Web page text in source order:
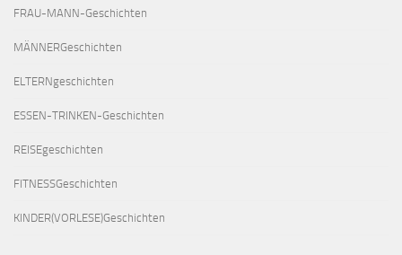
FRAU-MANN-Geschichten
MÄNNERGeschichten
ELTERNgeschichten
ESSEN-TRINKEN-Geschichten
REISEgeschichten
FITNESSGeschichten
KINDER(VORLESE)Geschichten